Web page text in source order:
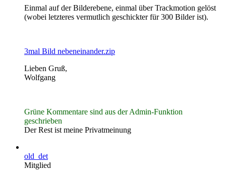
Einmal auf der Bilderebene, einmal über Trackmotion gelöst
(wobei letzteres vermutlich geschickter für 300 Bilder ist).
3mal Bild nebeneinander.zip
Lieben Gruß,
Wolfgang
Grüne Kommentare sind aus der Admin-Funktion
geschrieben
Der Rest ist meine Privatmeinung
old_det
Mitglied